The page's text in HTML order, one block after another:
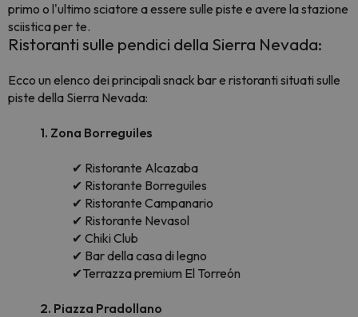
primo o l'ultimo sciatore a essere sulle piste e avere la stazione
sciistica per te.
Ristoranti sulle pendici della Sierra Nevada:
Ecco un elenco dei principali snack bar e ristoranti situati sulle
piste della Sierra Nevada:
1. Zona Borreguiles
✔ Ristorante Alcazaba
✔ Ristorante Borreguiles
✔ Ristorante Campanario
✔ Ristorante Nevasol
✔ Chiki Club
✔ Bar della casa di legno
✔Terrazza premium El Torreón
2. Piazza Pradollano